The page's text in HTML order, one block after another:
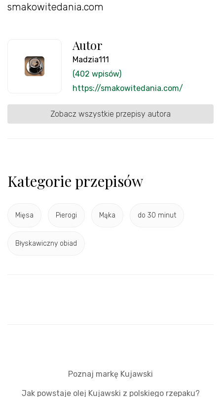
smakowitedania.com
Autor
Madzia111
(402 wpisów)
https://smakowitedania.com/
Zobacz wszystkie przepisy autora
Kategorie przepisów
Mięsa Pierogi Mąka do 30 minut
Błyskawiczny obiad
Poznaj markę Kujawski
Jak powstaje olej Kujawski z polskiego rzepaku?